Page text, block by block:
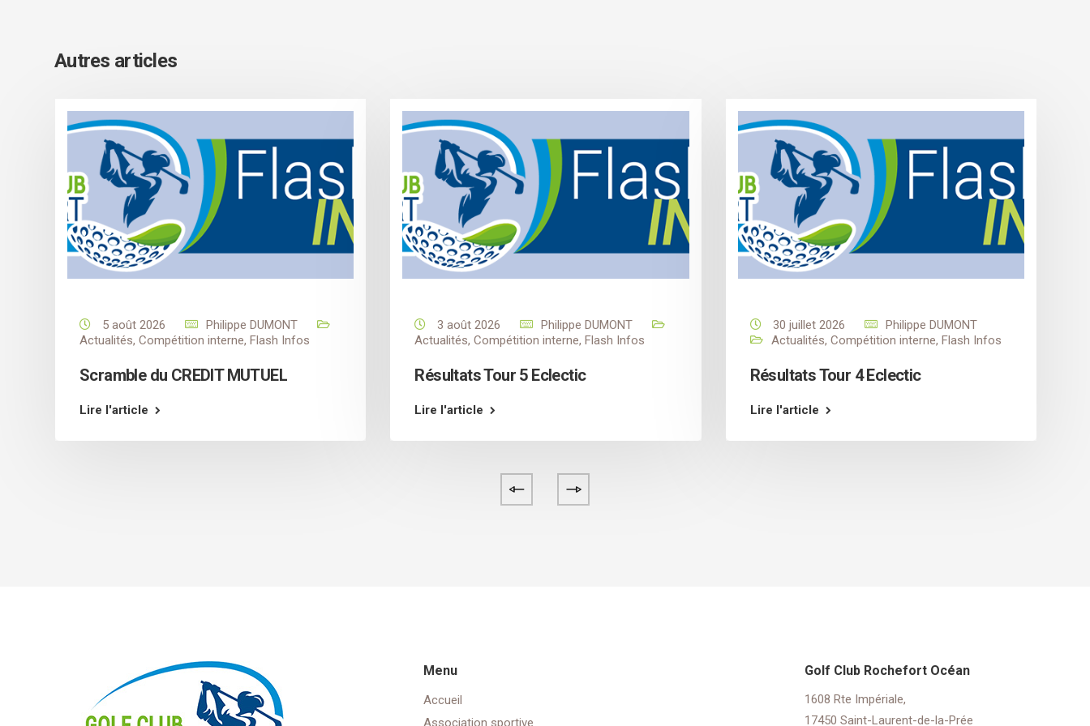
Autres articles
5 août 2026
Philippe DUMONT
Actualités, Compétition interne, Flash Infos
Scramble du CREDIT MUTUEL
Lire l'article
3 août 2026
Philippe DUMONT
Actualités,Compétition interne, Flash Infos
Résultats Tour 5 Eclectic
Lire l'article
30 juillet 2026
Philippe DUMONT
Actualités, Compétition interne, Flash Infos
Résultats Tour 4 Eclectic
Lire l'article
Menu
Accueil
Golf Club Rochefort Océan
1608 Rte Impériale,
17450 Saint-Laurent-de-la-Prée